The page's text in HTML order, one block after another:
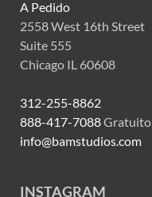
A Pedido
2558 West 16th Street
Suite 555
Chicago IL 60608
312-255-8862
888-417-7088Gratuito
info@bamstudios.com
INSTAGRAM